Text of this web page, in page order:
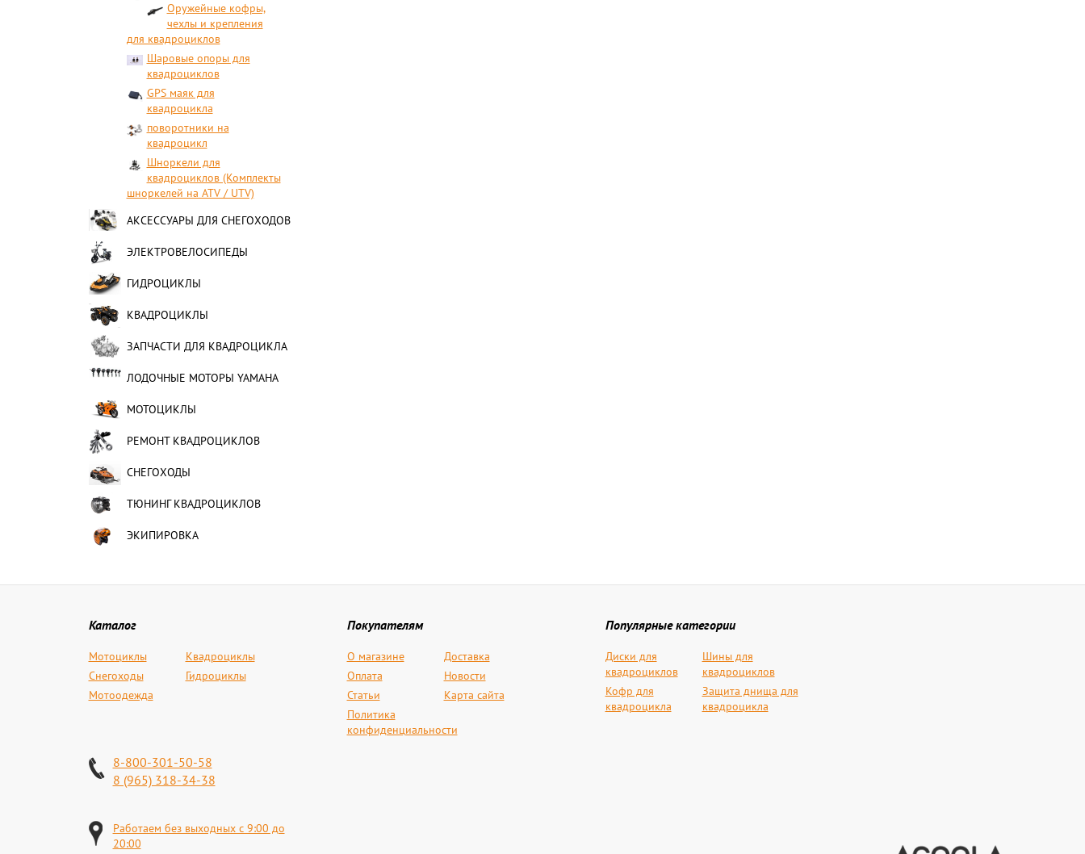
Оружейные кофры,
чехлы и крепления
для квадроциклов
Шаровые опоры для
квадроциклов
GPS маяк для
квадроцикла
поворотники на
квадроцикл
Шноркели для
квадроциклов (Комплекты
шноркелей на ATV / UTV)
АКСЕССУАРЫ ДЛЯ СНЕГОХОДОВ
ЭЛЕКТРОВЕЛОСИПЕДЫ
ГИДРОЦИКЛЫ
КВАДРОЦИКЛЫ
ЗАПЧАСТИ ДЛЯ КВАДРОЦИКЛА
ЛОДОЧНЫЕ МОТОРЫ YAMAHA
МОТОЦИКЛЫ
РЕМОНТ КВАДРОЦИКЛОВ
СНЕГОХОДЫ
ТЮНИНГ КВАДРОЦИКЛОВ
ЭКИПИРОВКА
Каталог
Мотоциклы
Квадроциклы
Снегоходы
Гидроциклы
Мотоодежда
Покупателям
О магазине
Доставка
Оплата
Новости
Статьи
Карта сайта
Политика
конфиденциальности
Популярные категории
Диски для
квадроциклов
Шины для
квадроциклов
Кофр для
квадроцикла
Защита днища для
квадроцикла
8-800-301-50-58
8 (965) 318-34-38
Работаем без выходных с 9:00 до
20:00